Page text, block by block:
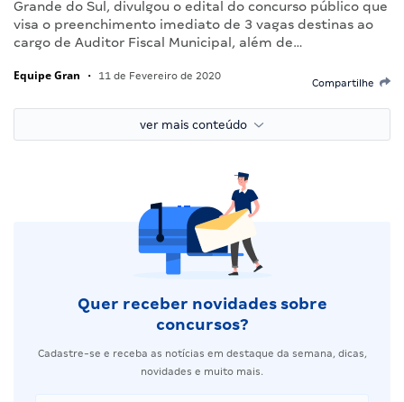
Grande do Sul, divulgou o edital do concurso público que
visa o preenchimento imediato de 3 vagas destinas ao
cargo de Auditor Fiscal Municipal, além de…
Equipe Gran • 11 de Fevereiro de 2020
Compartilhe
ver mais conteúdo
Quer receber novidades sobre
concursos?
Cadastre-se e receba as notícias em destaque da semana, dicas,
novidades e muito mais.